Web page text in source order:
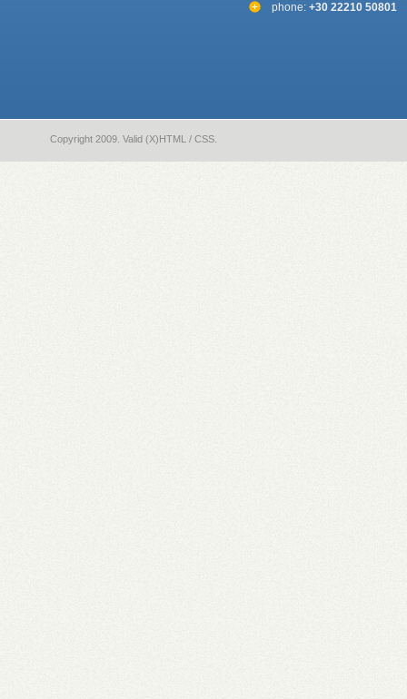
phone: +30 22210 50801
Copyright 2009. Valid (X)HTML / CSS.